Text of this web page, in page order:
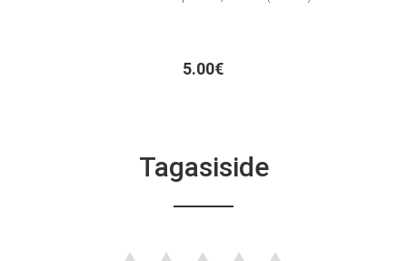
5.00€
Tagasiside